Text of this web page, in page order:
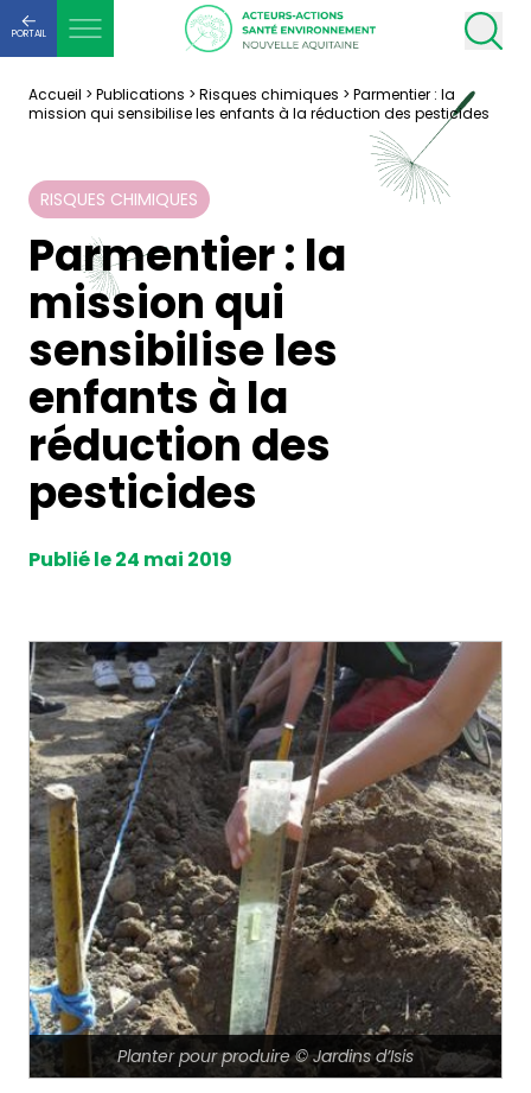
PORTAIL
Accueil > Publications > Risques chimiques > Parmentier : la
mission qui sensibilise les enfants à la réduction des pesticides
RISQUES CHIMIQUES
Parmentier : la
mission qui
sensibilise les
enfants à la
réduction des
pesticides
Publié le 24 mai 2019
Planter pour produire © Jardins d’Isis